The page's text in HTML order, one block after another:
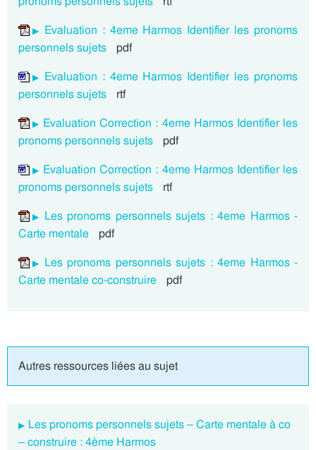
Evaluation : 4eme Harmos Identifier les pronoms
personnels sujets pdf
Evaluation : 4eme Harmos Identifier les pronoms
personnels sujets rtf
Evaluation Correction : 4eme Harmos Identifier les
pronoms personnels sujets pdf
Evaluation Correction : 4eme Harmos Identifier les
pronoms personnels sujets rtf
Les pronoms personnels sujets : 4eme Harmos -
Carte mentale pdf
Les pronoms personnels sujets : 4eme Harmos -
Carte mentale co-construire pdf
Autres ressources liées au sujet
Les pronoms personnels sujets – Carte mentale à co
– construire : 4ème Harmos